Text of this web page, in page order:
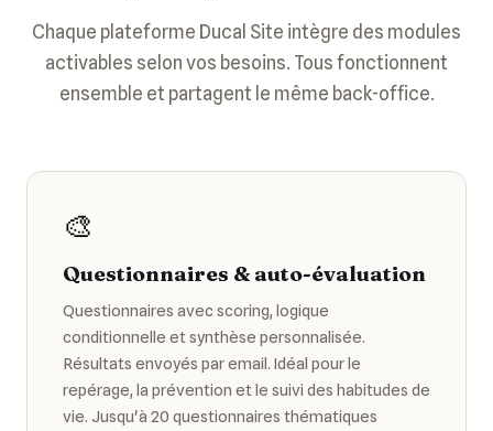
Chaque plateforme Ducal Site intègre des modules
activables selon vos besoins. Tous fonctionnent
ensemble et partagent le même back-office.
🎨
Questionnaires & auto-évaluation
Questionnaires avec scoring, logique
conditionnelle et synthèse personnalisée.
Résultats envoyés par email. Idéal pour le
repérage, la prévention et le suivi des habitudes de
vie. Jusqu'à 20 questionnaires thématiques